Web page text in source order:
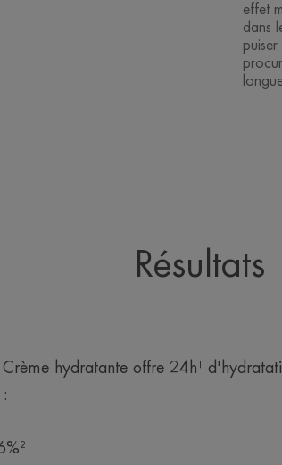
effet
dans
Résultats
hydratante offre 24h¹